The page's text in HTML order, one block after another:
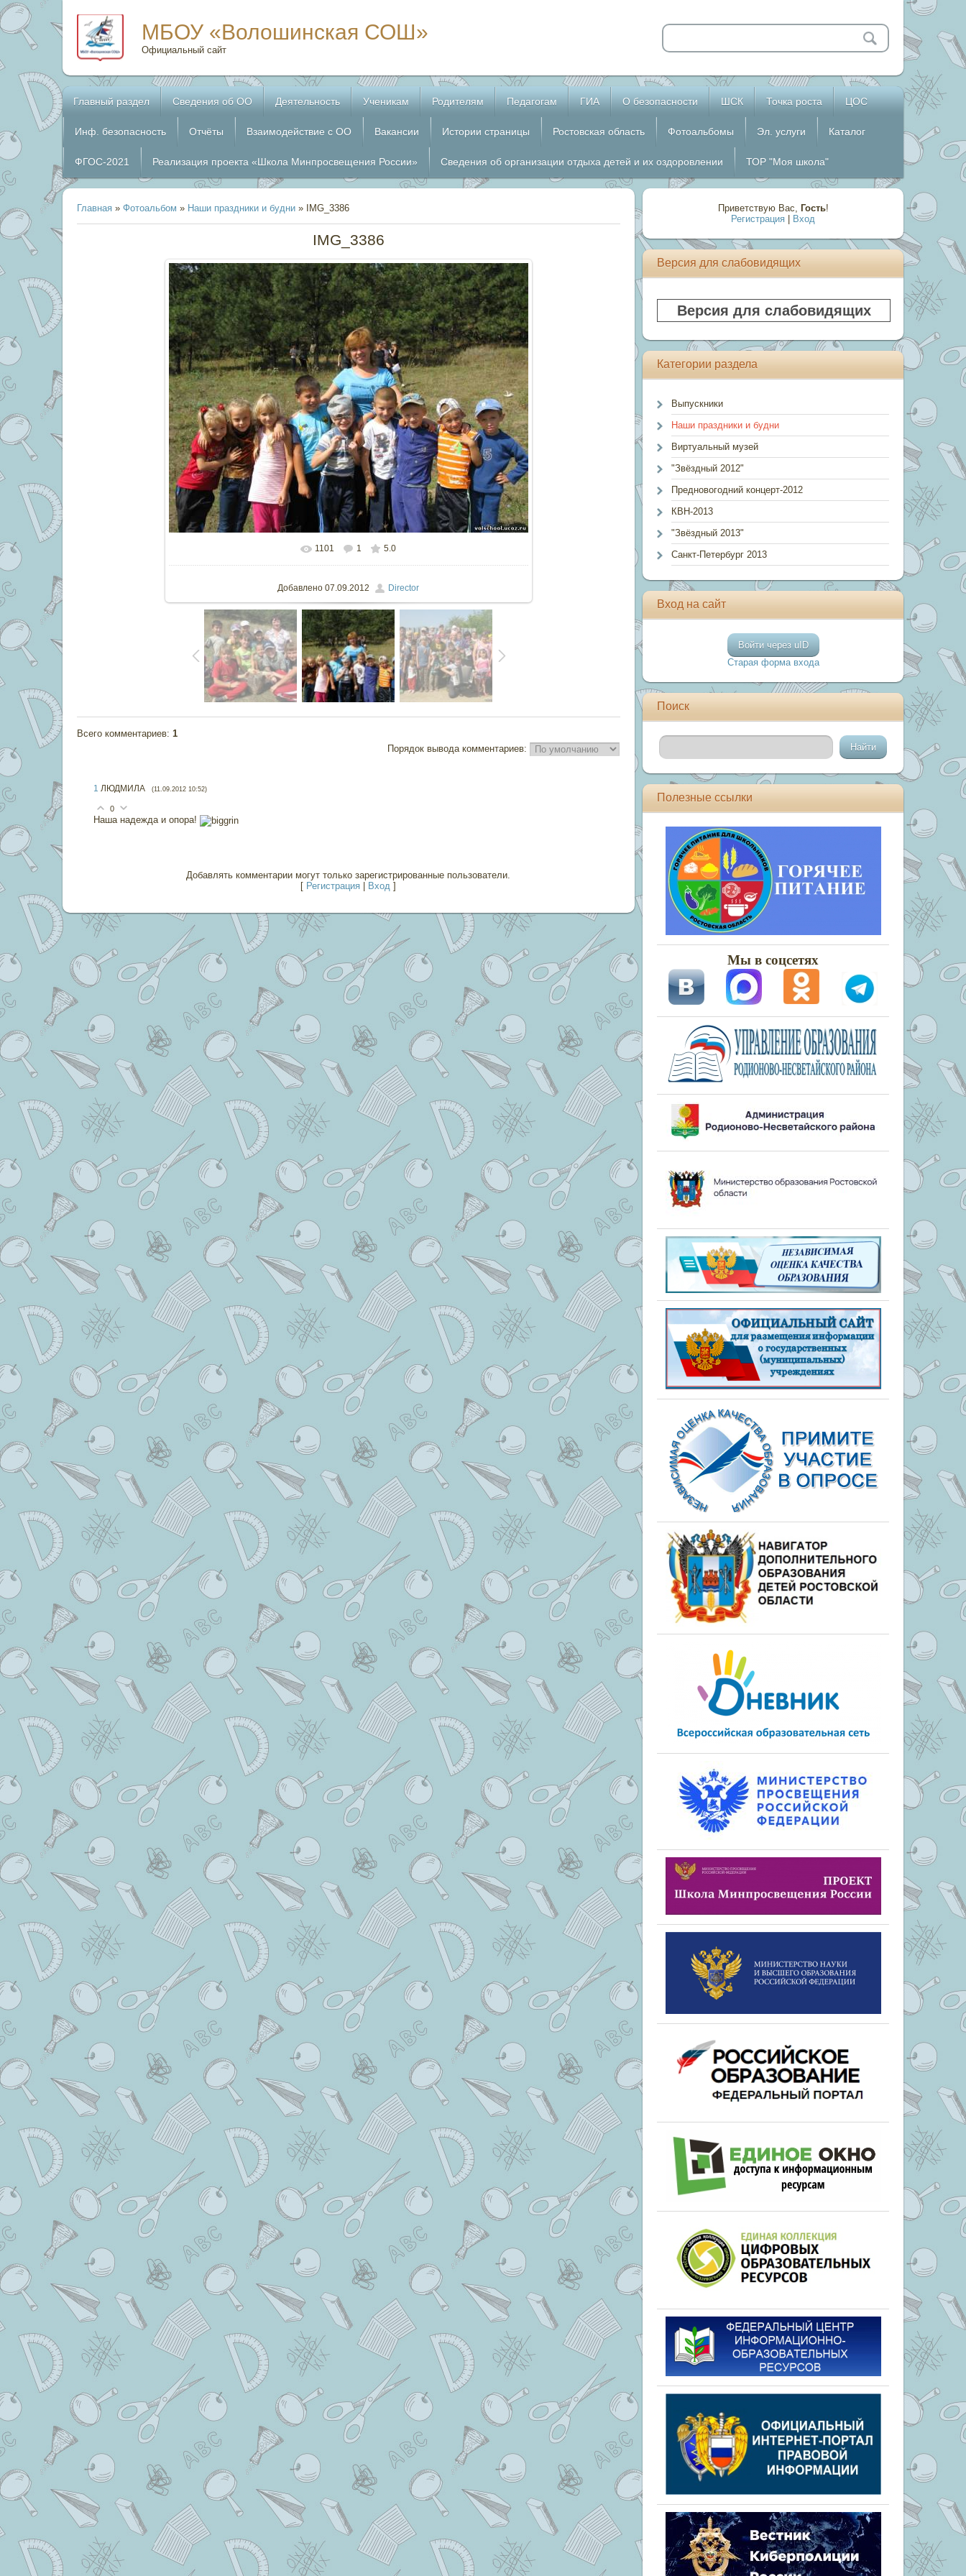
МБОУ «Волошинская СОШ»
Официальный сайт
Главный раздел Сведения об ОО Деятельность Ученикам Родителям Педагогам ГИА О безопасности ШСК Точка роста ЦОС
Инф. безопасность Отчёты Взаимодействие с ОО Вакансии Истории страницы Ростовская область Фотоальбомы Эл. услуги Каталог
ФГОС-2021 Реализация проекта «Школа Минпросвещения России» Сведения об организации отдыха детей и их оздоровлении ТОР "Моя школа"
Главная » Фотоальбом » Наши праздники и будни » IMG_3386
IMG_3386
В реальном размере 800x600
1101 1 5.0
Добавлено 07.09.2012 Director
Всего комментариев: 1
Порядок вывода комментариев:
1 ЛЮДМИЛА (11.09.2012 10:52)
0
Наша надежда и опора!
Добавлять комментарии могут только зарегистрированные пользователи.
[ Регистрация Вход ]
Приветствую Вас, Гость!
Регистрация
Вход
Версия для слабовидящих
Версия для слабовидящих
Категории раздела
Выпускники
Наши праздники и будни
Виртуальный музей
"Звёздный 2012"
Предновогодний концерт-2012
КВН-2013
"Звёздный 2013"
Санкт-Петербург 2013
Вход на сайт
Войти через uID
Старая форма входа
Поиск
Полезные ссылки
Мы в соцсетях